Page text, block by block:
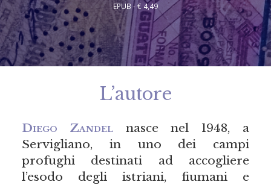
EPUB - € 4,49
L’autore
Diego Zandelnasce nel 1948, a
Servigliano, in uno dei campi
profughi destinati ad accogliere
l’esodo degli istriani, fiumani e